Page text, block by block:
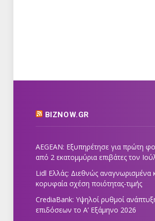
BIZNOW.GR
AEGEAN: Εξυπηρέτησε για πρώτη
από 2 εκατομμύρια επιβάτες τον
Lidl Ελλάς: Διεθνώς αναγνωρισμένα
κορυφαία σχέση ποιότητας-τιμής
CrediaBank: Υψηλοί ρυθμοί
επιδόσεων το Α’ Εξάμηνο 2026